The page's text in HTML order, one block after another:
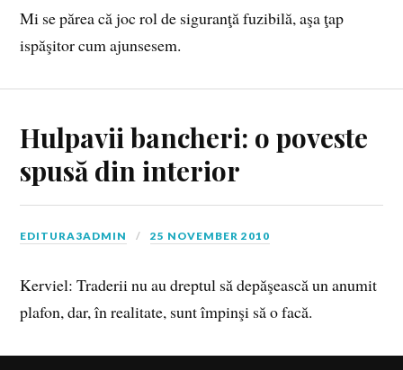
Mi se părea că joc rol de siguranţă fuzibilă, aşa ţap
ispăşitor cum ajunsesem.
Hulpavii bancheri: o poveste
spusă din interior
EDITURA3ADMIN 25 NOVEMBER 2010
Kerviel: Traderii nu au dreptul să depăşească un anumit
plafon, dar, în realitate, sunt împinşi să o facă.